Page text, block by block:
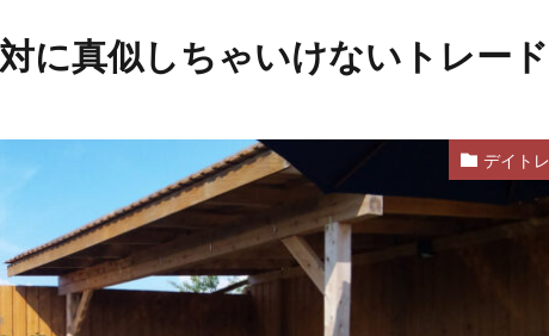
に真似しちゃいけないトレード
デイトレ